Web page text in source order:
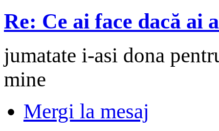
Re: Ce ai face dacă ai
jumatate i-asi dona
mine
Mergi la mesaj